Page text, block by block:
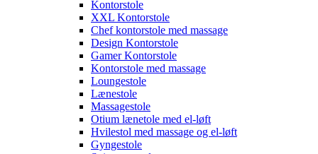
Kontorstole
XXL Kontorstole
Chef kontorstole med massage
Design Kontorstole
Gamer Kontorstole
Kontorstole med massage
Loungestole
Lænestole
Massagestole
Otium lænetole med el-løft
Hvilestol med massage og el-løft
Gyngestole